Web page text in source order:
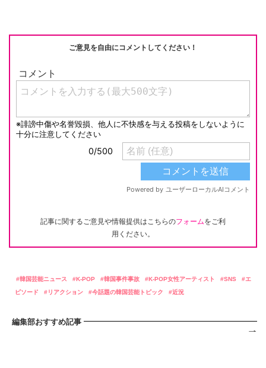
ご意見を自由にコメントしてください！
記事に関するご意見や情報提供はこちらのフォームをご利
用ください。
韓国芸能ニュース K-POP 韓国事件事故 K-POP女性アーティスト SNS
エ
ピソード
リアクション 今話題の韓国芸能トピック 近況
編集部おすすめ記事